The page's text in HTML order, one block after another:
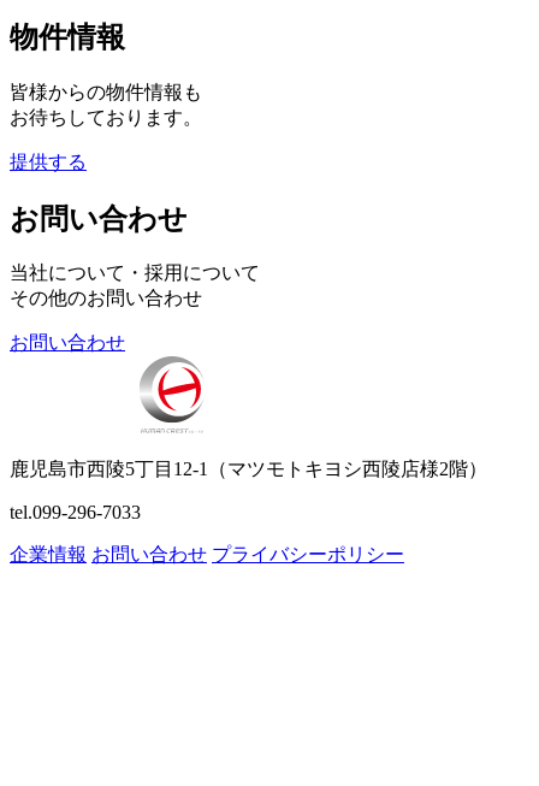
物件情報
皆様からの物件情報も
お待ちしております。
提供する
お問い合わせ
当社について・採用について
その他のお問い合わせ
お問い合わせ
鹿児島市西陵5丁目12-1（マツモトキヨシ西陵店様2階）
tel.099-296-7033
企業情報 お問い合わせ プライバシーポリシー